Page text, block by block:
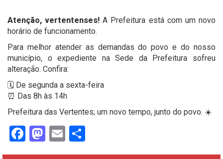
Atenção, vertentenses! A Prefeitura está com um novo
horário de funcionamento.
Para melhor atender as demandas do povo e do nosso
município, o expediente na Sede da Prefeitura sofreu
alteração. Confira:
🗓️ De segunda a sexta-feira
⏰ Das 8h às 14h
Prefeitura das Vertentes; um novo tempo, junto do povo. ☀️
Facebook
Mastodon
Email